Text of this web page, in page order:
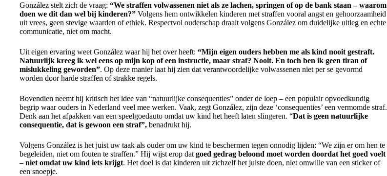
González stelt zich de vraag: “We straffen volwassenen niet als ze lachen, springen of op de bank staan – waarom
doen we dit dan wel bij kinderen?” Volgens hem ontwikkelen kinderen met straffen vooral angst en gehoorzaamheid
uit vrees, geen stevige waarden of ethiek. Respectvol ouderschap draait volgens González om duidelijke uitleg en echte
communicatie, niet om macht.
Uit eigen ervaring weet González waar hij het over heeft: “Mijn eigen ouders hebben me als kind nooit gestraft.
Natuurlijk kreeg ik wel eens op mijn kop of een instructie, maar straf? Nooit. En toch ben ik geen tiran of
mislukkeling geworden”. Op deze manier laat hij zien dat verantwoordelijke volwassenen niet per se gevormd
worden door harde straffen of strakke regels.
Bovendien neemt hij kritisch het idee van “natuurlijke consequenties” onder de loep – een populair opvoedkundig
begrip waar ouders in Nederland veel mee werken. Vaak, zegt González, zijn deze ‘consequenties’ een vermomde straf.
Denk aan het afpakken van een speelgoedauto omdat uw kind het heeft laten slingeren. “Dat is geen natuurlijke
consequentie, dat is gewoon een straf”, benadrukt hij.
Volgens González is het juist uw taak als ouder om uw kind te beschermen tegen onnodig lijden: “We zijn er om hen te
begeleiden, niet om fouten te straffen.” Hij wijst erop dat goed gedrag beloond moet worden doordat het goed voelt
– niet omdat uw kind iets krijgt. Het doel is dat kinderen uit zichzelf het juiste doen, niet omwille van een sticker of
een snoepje.